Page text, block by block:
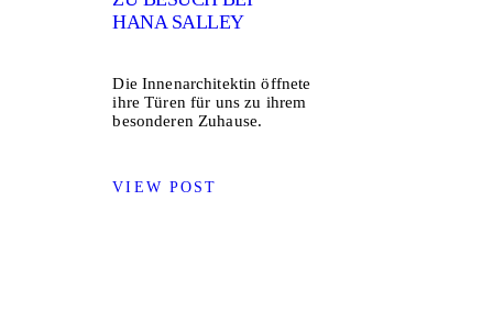
HANA SALLEY
Die Innenarchitektin öffnete
ihre Türen für uns zu ihrem
besonderen Zuhause.
VIEW POST